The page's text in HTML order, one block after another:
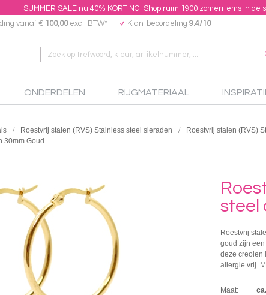
SUMMER SALE nu 40% KORTING! Shop ruim 1900 zomeritems in de
vanaf € 100,00excl. BTW* Klantbeoordeling 9.4/10
ONDERDELEN RIJGMATERIAAL
Roestvrij stalen (RVS) Stainless steel sieraden Roestvrij stalen (RVS)
30mm Goud
steel
Roestvrij
goud zijn
deze creolen
allergie vrij.
Maat: